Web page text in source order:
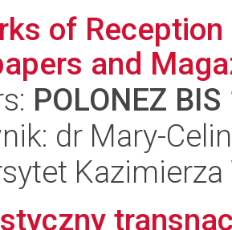
of
and
POLONEZ BIS
dr Mary-